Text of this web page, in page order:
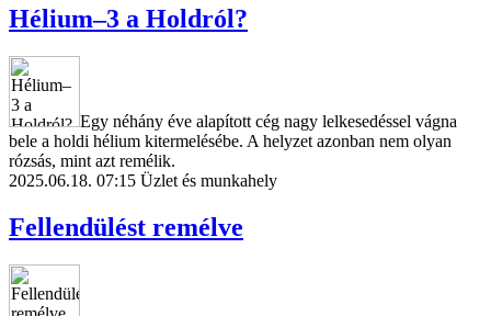
Hélium–3 a Holdról?
Egy néhány éve alapított cég nagy lelkesedéssel vágna
bele a holdi hélium kitermelésébe. A helyzet azonban nem olyan
rózsás, mint azt remélik.
2025.06.18. 07:15 Üzlet és munkahely
Fellendülést remélve